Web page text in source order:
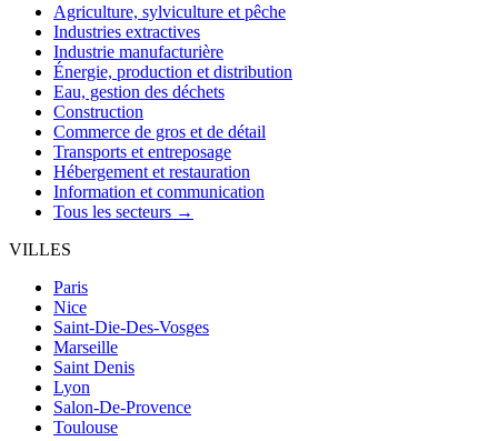
Agriculture, sylviculture et pêche
Industries extractives
Industrie manufacturière
Énergie, production et distribution
Eau, gestion des déchets
Construction
Commerce de gros et de détail
Transports et entreposage
Hébergement et restauration
Information et communication
Tous les secteurs →
VILLES
Paris
Nice
Saint-Die-Des-Vosges
Marseille
Saint Denis
Lyon
Salon-De-Provence
Toulouse